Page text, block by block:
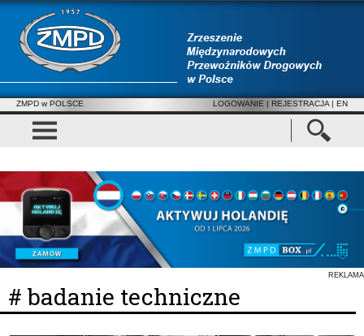
ZMPD w POLSCE LOGOWANIE | REJESTRACJA | EN
REKLAMA
# badanie techniczne